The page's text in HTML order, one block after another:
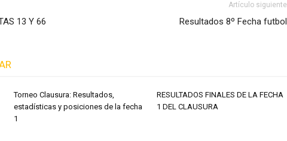
13 Y 66
Artículo siguiente
Resultados 8º Fecha futbol
Torneo Clausura: Resultados,
estadísticas y posiciones de la fecha
1
RESULTADOS FINALES DE LA FECHA
1 DEL CLAUSURA